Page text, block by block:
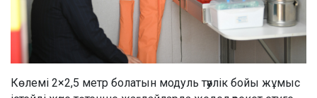
Көлемі 2×2,5 метр болатын модуль тәулік бойы жұмыс